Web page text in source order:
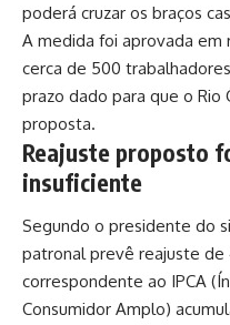
poderá cruzar os braços
A medida foi aprovada em
cerca de 500
prazo dado para que o Rio
proposta.
Reajuste proposto
insuficiente
Segundo o presidente do
patronal prevê reajuste de
correspondente ao IPCA
Consumidor Amplo)